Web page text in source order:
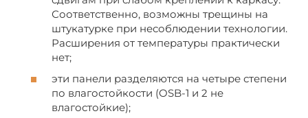
Соответственно, возможны трещины на
штукатурке при несоблюдении технологии.
Расширения от температуры практически
нет;
эти панели разделяются на четыре степени
по влагостойкости (OSB-1 и 2 не
влагостойкие);